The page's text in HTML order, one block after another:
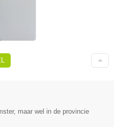
maar wel in de provincie